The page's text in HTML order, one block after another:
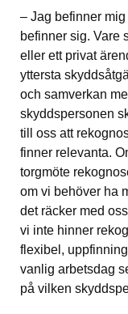
– Jag befinner
befinner sig. Vare
eller ett privat
yttersta
och samverkan
skyddspersonen
till oss att
finner relevanta.
torgmöte
om vi behöver ha
det räcker med
vi inte hinner
flexibel,
vanlig arbetsdag
på vilken